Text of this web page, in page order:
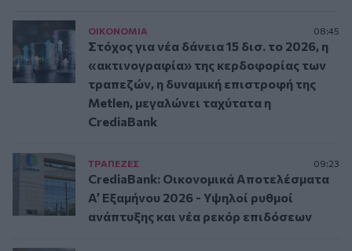
ΟΙΚΟΝΟΜΙΑ 08:45
Στόχος για νέα δάνεια 15 δισ. το 2026, η
«ακτινογραφία» της κερδοφορίας των
τραπεζών, η δυναμική επιστροφή της
Metlen, μεγαλώνει ταχύτατα η
CrediaBank
ΤΡAΠΕΖΕΣ 09:23
CrediaBank: Οικονομικά Αποτελέσματα
A’ Εξαμήνου 2026 - Υψηλοί ρυθμοί
ανάπτυξης και νέα ρεκόρ επιδόσεων